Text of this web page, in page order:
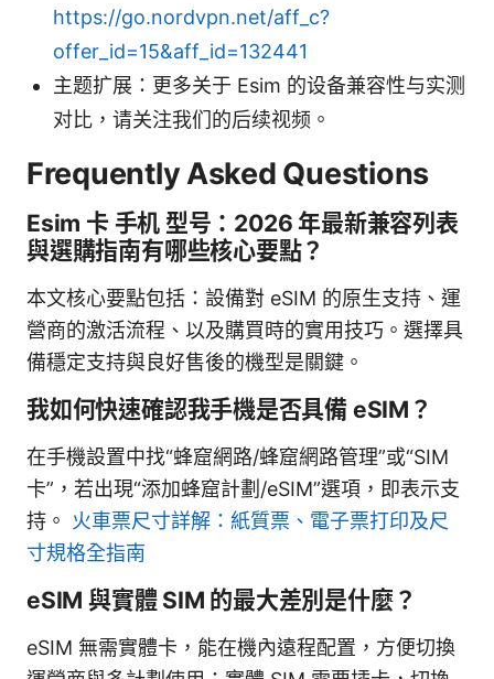
https://go.nordvpn.net/aff_c?
offer_id=15&aff_id=132441
主题扩展：更多关于 Esim 的设备兼容性与实测
对比，请关注我们的后续视频。
Frequently Asked Questions
Esim 卡 手机 型号：2026 年最新兼容列表
與選購指南有哪些核心要點？
本文核心要點包括：設備對 eSIM 的原生支持、運
營商的激活流程、以及購買時的實用技巧。選擇具
備穩定支持與良好售後的機型是關鍵。
我如何快速確認我手機是否具備 eSIM？
在手機設置中找“蜂窟網路/蜂窟網路管理”或“SIM
卡”，若出現“添加蜂窟計劃/eSIM”選項，即表示支
持。 火車票尺寸詳解：紙質票、電子票打印及尺
寸規格全指南
eSIM 與實體 SIM 的最大差別是什麼？
eSIM 無需實體卡，能在機內遠程配置，方便切換